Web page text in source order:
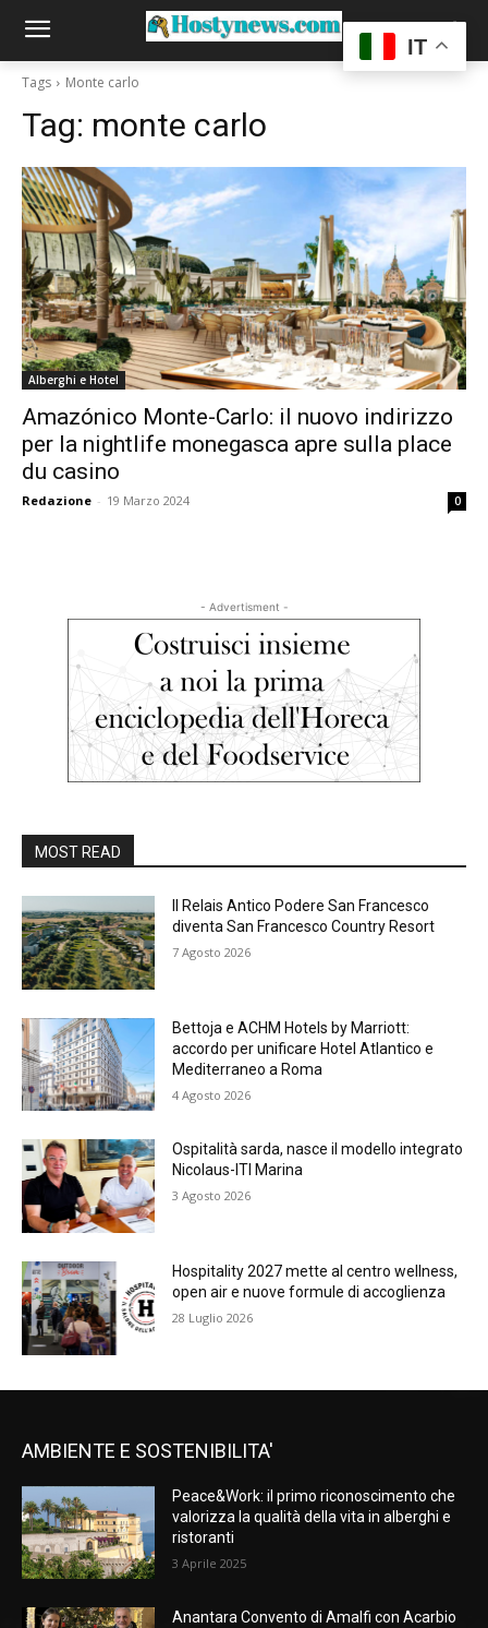
Tags Monte carlo
Tag: monte carlo
Alberghi e Hotel
Amazónico Monte-Carlo: il nuovo indirizzo
per la nightlife monegasca apre sulla place
du casino
Redazione - 19 Marzo 2024 0
- Advertisment -
MOST READ
Il Relais Antico Podere San Francesco
diventa San Francesco Country Resort
7 Agosto 2026
Bettoja e ACHM Hotels by Marriott:
accordo per unificare Hotel Atlantico e
Mediterraneo a Roma
4 Agosto 2026
Ospitalità sarda, nasce il modello integrato
Nicolaus-ITI Marina
3 Agosto 2026
Hospitality 2027 mette al centro wellness,
open air e nuove formule di accoglienza
28 Luglio 2026
AMBIENTE E SOSTENIBILITA'
Peace&Work: il primo riconoscimento che
valorizza la qualità della vita in alberghi e
ristoranti
3 Aprile 2025
Anantara Convento di Amalfi con Acarbio
IT